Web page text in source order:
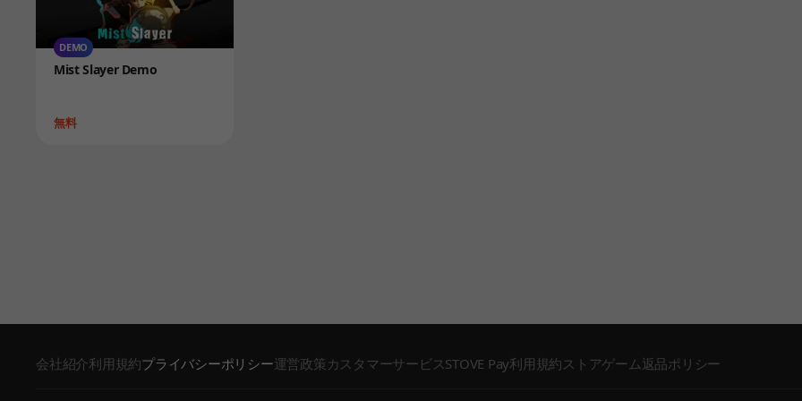
DEMO
Product
Mist Slayer Demo
Price
無料
会社紹介利用規約プライバシーポリシー運営政策 カスタマーサービスSTOVE Pay利用規約ストアゲーム返品ポリシー